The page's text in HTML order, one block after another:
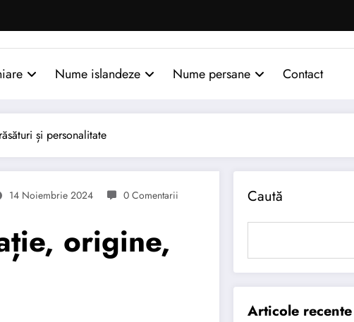
Nume islandeze Nume persane Contact
și personalitate
14 Noiembrie 2024 0 Comentarii
origine,
Caută
Articole recente